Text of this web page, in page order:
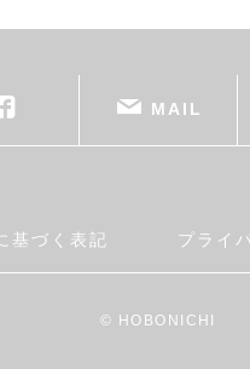
MAIL
基づく表記 プライ
© HOBONICHI